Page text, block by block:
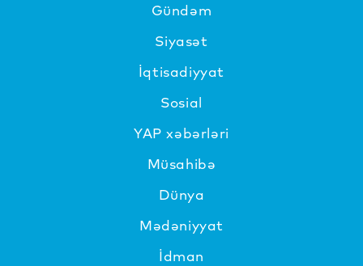
Gündəm
Siyasət
İqtisadiyyat
Sosial
YAP xəbərləri
Müsahibə
Dünya
Mədəniyyat
İdman